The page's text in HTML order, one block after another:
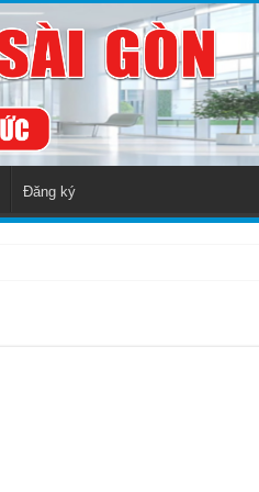
Đăng ký